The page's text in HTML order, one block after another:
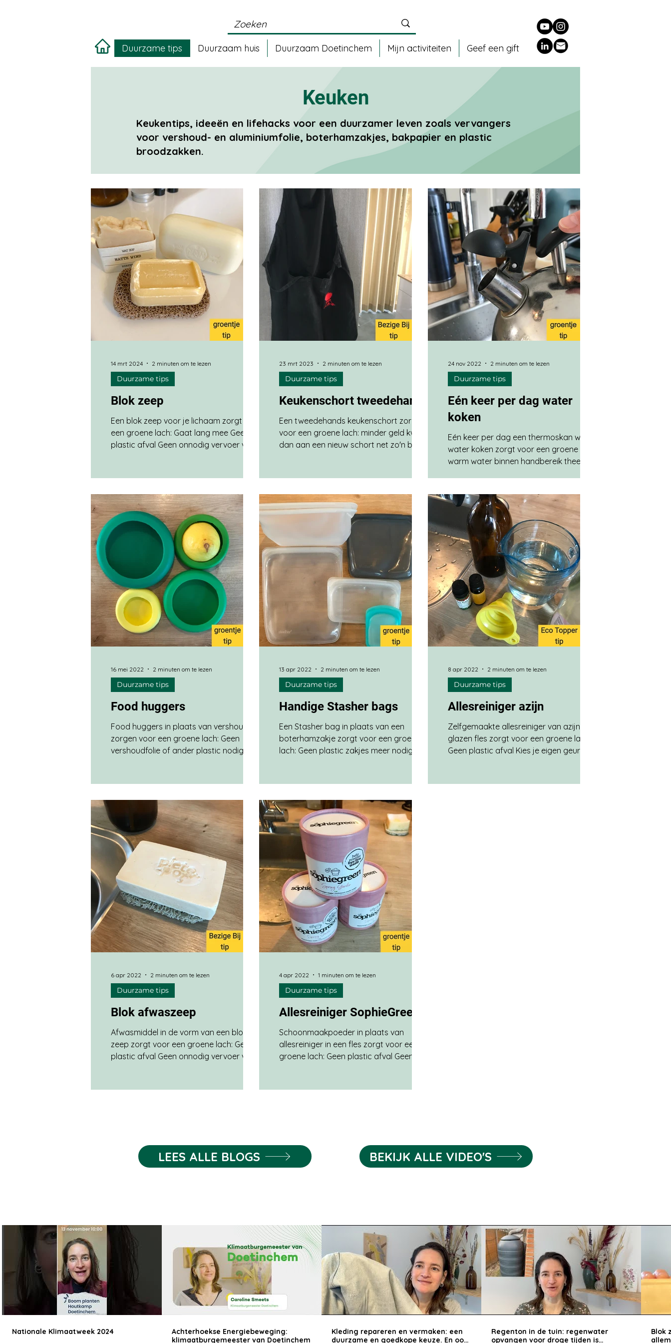
Duurzame tips Duurzaam huis Duurzaam Doetinchem Mijn activiteiten Geef een gift
Keuken
Keukentips, ideeën en lifehacks voor een duurzamer leven zoals vervangers
voor vershoud- en aluminiumfolie, boterhamzakjes, bakpapier en plastic
broodzakken.
Blok zeep
Een blok zeep voor je lichaam zorgt voor
een groene lach: Gaat lang mee Geen
plastic afval Geen onnodig vervoer van
Dante gekocht bij Holland & Barret in
Doetinchem. Dit ook zo'n tip waarvan ik
mij afvroeg waarom ik dit veel jaren niet
heb gedaan. Terwijl ik het van huis uit wel
ken om een blok zeep te gebruiken. Toen
was het een saai blok zeep in een prima
geur, maar nu gebruik ik leuke zeepjes in
ver
Duurzame tips
14 mrt 2024 2 minuten om te lezen
Keukenschort tweedehands
Een tweedehands keukenschort zorgt
voor een groene lach: minder geld kwijt
dan aan een nieuw schort net zo'n blij
gekocht via Marktplaats Tweedehands
iets kopen vind ik lastiger dan iets nieuw
bestellen vandaar dat ik dit een Bezige Bij
tip noem. Het keukenschort van Jeroen
was echt aan vervanging toe. Het ging
kapot, de zak voor op het schort was los
geraakt. Dat kun je natuurlijk repareren,
Duurzame tips
23 mrt 2023 2 minuten om te lezen
Eén keer per dag water
koken
Eén keer per dag een thermoskan warm
water koken zorgt voor een groene lach:
warm water binnen handbereik thee kun
waterkoker thermoskan water Deze tip
kwam ik een keer tegen op
duurzamekeuzes.com en bleef door mijn
hoofd spoken. Eerst leek het mij een
minder noodzakelijke tip, want ik kan
toch heel snel even wat water koken,
zoveel energie zal ik wel niet sparen en
dan heb je ook zo'n thermoskan de hele
dag ergens i
Duurzame tips
24 nov 2022 2 minuten om te lezen
Food huggers
Food huggers in plaats van vershoudfolie
zorgen voor een groene lach: Geen
vershoudfolie of ander plastic nodig Een
blikje of bakje droogt niet uit Online
gekocht bij ecomondo.nl, maar ook te
koop in fysieke winkels. Nog zo'n handig
ding voor in de keuken waar ik blij van
word. Door deze siliconen hoesjes van
Food Huggers hebben we geen
vershoudfolie nodig voor opengemaakte
blikjes/potjes/ronde bakjes e
Duurzame tips
16 mei 2022 2 minuten om te lezen
Handige Stasher bags
Een Stasher bag in plaats van een
boterhamzakje zorgt voor een groene
lach: Geen plastic zakjes meer nodig
irritante binders of te strakke knoop
Online gekocht bij bag-again.nl en
ecomondo.nl We gebruiken de Stasher
bags nu zo'n 2 jaar en ik ben er heel blij
mee. Ze vervangen voor ons de
boterham- en diepvrieszakjes en
vershoudfolie. Zoals je op de foto ziet
hebben we verschillende formaten die we
allemaal
Duurzame tips
13 apr 2022 2 minuten om te lezen
Allesreiniger azijn
Zelfgemaakte allesreiniger van azijn in
glazen fles zorgt voor een groene lach:
Geen plastic afval Kies je eigen geurtjes
van 500 ml heb je het volgende nodig:
Duurzame tips
8 apr 2022 2 minuten om te lezen
Blok afwaszeep
Afwasmiddel in de vorm van een blok
zeep zorgt voor een groene lach: Geen
plastic afval Geen onnodig vervoer van
Merk Werfzeep gekocht bij bag-again.nl
te maken, is er geen plastic afval nodig
en wordt er minder water vervoerd.
Duurzame tips
6 apr 2022 2 minuten om te lezen
Allesreiniger SophieGreen
Schoonmaakpoeder in plaats van
allesreiniger in een fles zorgt voor een
groene lach: Geen plastic afval Geen
SophieGreen via bol.com. Ook te koop bij
biologisch afbreekbaar (99,9%) en vrij
van schadelijke stoffen als parabenen,
Duurzame tips
4 apr 2022 1 minuten om te lezen
LEES ALLE BLOGS BEKIJK ALLE VIDEO'S
Nationale Klimaatweek 2024
Achterhoekse Energiebeweging:
klimaatburgemeester van Doetinchem
Kleding repareren en vermaken: een
duurzame en goedkope keuze. En ook
Regenton in de tuin: regenwater
opvangen voor droge tijden is
Blok